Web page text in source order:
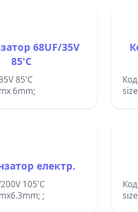
68UF/35V
85'C
85'C
6mm;
електр.
105'C
;